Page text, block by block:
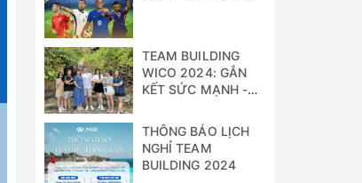
TEAM BUILDING
WICO 2024: GẮN
KẾT SỨC MẠNH -
THÀNH CÔNG
THÔNG BÁO LỊCH
NGHỈ TEAM
BUILDING 2024